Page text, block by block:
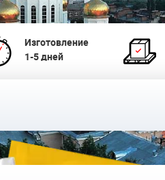
Изготовление
1-5 дней